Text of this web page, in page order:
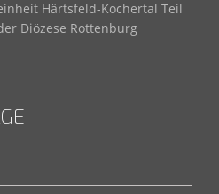
Härtsfeld-Kochertal Teil
Diözese Rottenburg